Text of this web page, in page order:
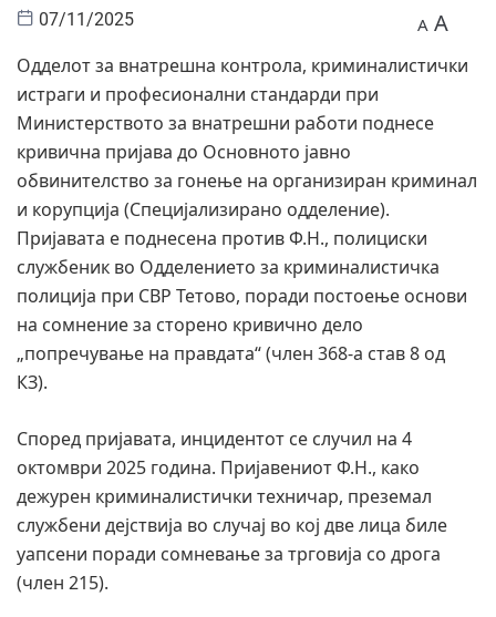
07/11/2025 A A
Одделот за внатрешна контрола, криминалистички
истраги и професионални стандарди при
Министерството за внатрешни работи поднесе
кривична пријава до Основното јавно
обвинителство за гонење на организиран криминал
и корупција (Специјализирано одделение).
Пријавата е поднесена против Ф.Н., полициски
службеник во Одделението за криминалистичка
полиција при СВР Тетово, поради постоење основи
на сомнение за сторено кривично дело
„попречување на правдата“ (член 368-а став 8 од
КЗ).
​Според пријавата, инцидентот се случил на 4
октомври 2025 година. Пријавениот Ф.Н., како
дежурен криминалистички техничар, преземал
службени дејствија во случај во кој две лица биле
уапсени поради сомневање за трговија со дрога
(член 215).